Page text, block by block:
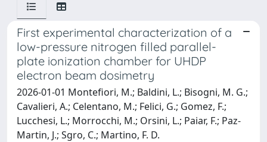
First experimental characterization of a
low-pressure nitrogen filled parallel-
plate ionization chamber for UHDP
electron beam dosimetry
2026-01-01 Montefiori, M.; Baldini, L.; Bisogni, M. G.;
Cavalieri, A.; Celentano, M.; Felici, G.; Gomez, F.;
Lucchesi, L.; Morrocchi, M.; Orsini, L.; Paiar, F.; Paz-
Martin, J.; Sgro, C.; Martino, F. D.